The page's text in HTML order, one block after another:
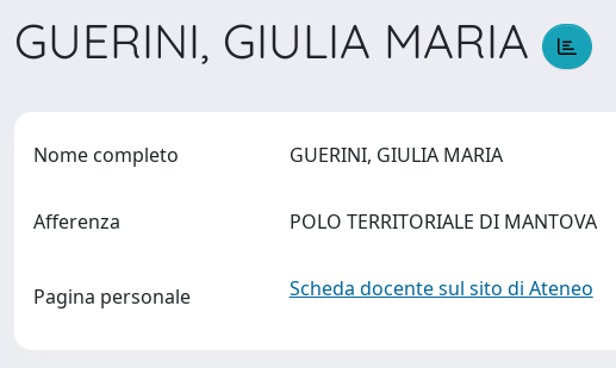
GUERINI, GIULIA MARIA
Nome completo GUERINI, GIULIA MARIA
Afferenza POLO TERRITORIALE DI MANTOVA
Pagina personale Scheda docente sul sito di Ateneo